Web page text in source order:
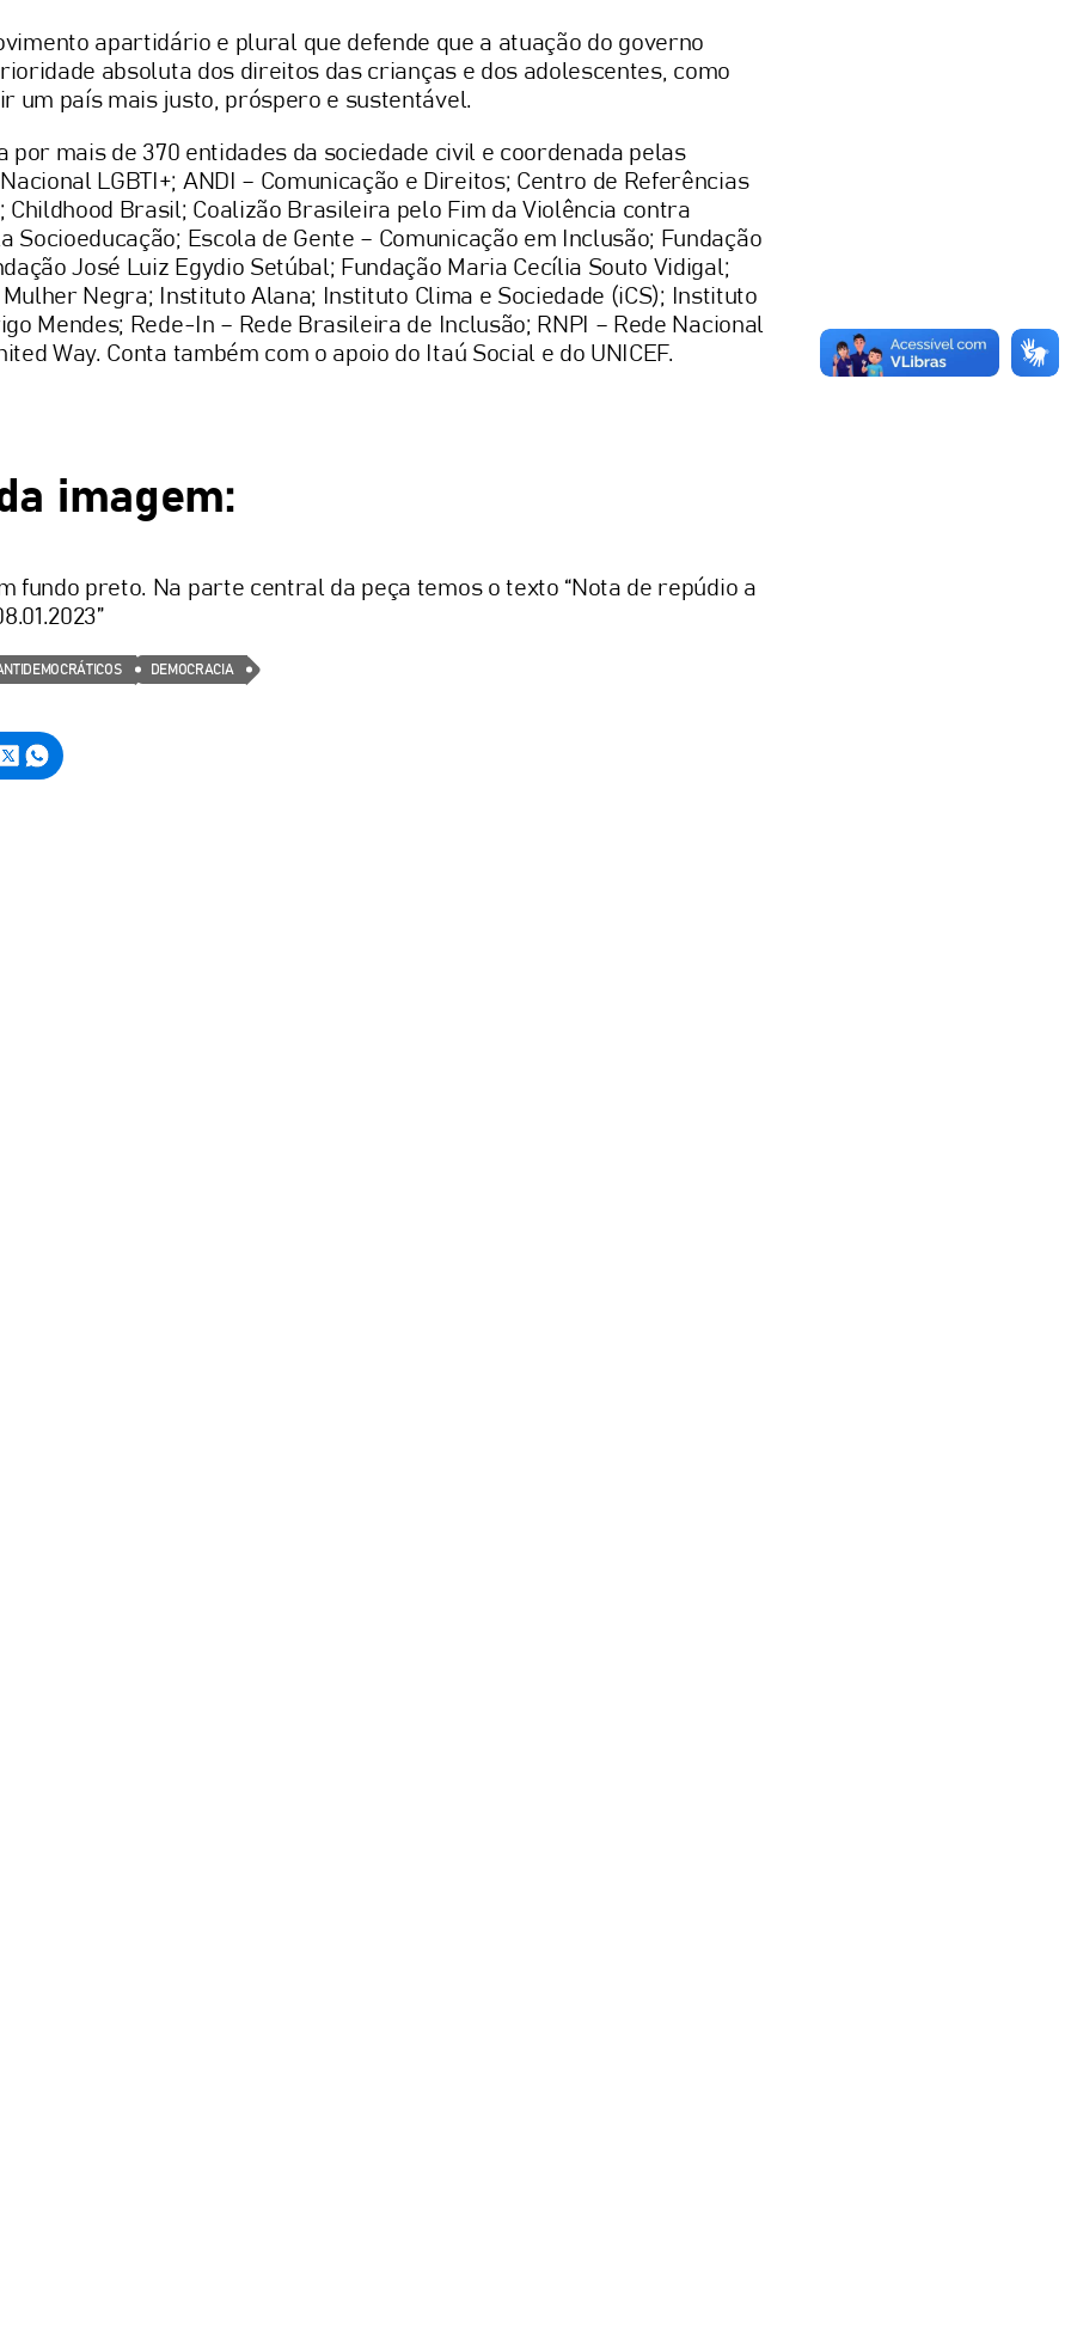
apartidário e plural que defende que a atuação do governo
absoluta dos direitos das crianças e dos adolescentes, como
um país mais justo, próspero e sustentável.
por mais de 370 entidades da sociedade civil e coordenada pelas
LGBTI+; ANDI – Comunicação e Direitos; Centro de Referências
Childhood Brasil; Coalizão Brasileira pelo Fim da Violência contra
Socioeducação; Escola de Gente – Comunicação em Inclusão; Fundação
José Luiz Egydio Setúbal; Fundação Maria Cecília Souto Vidigal;
Negra; Instituto Alana; Instituto Clima e Sociedade (iCS); Instituto
Mendes; Rede-In – Rede Brasileira de Inclusão; RNPI – Rede Nacional
Way. Conta também com o apoio do Itaú Social e do UNICEF.
imagem:
fundo preto. Na parte central da peça temos o texto “Nota de repúdio a
DEMOCRACIA